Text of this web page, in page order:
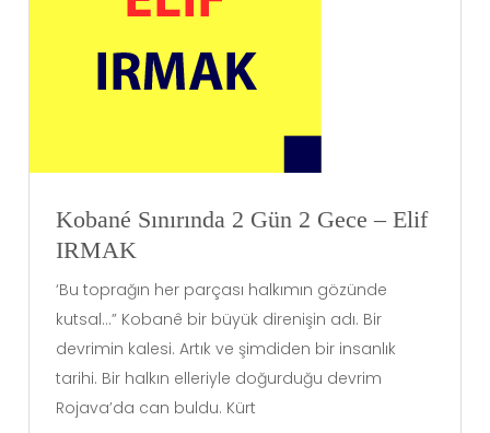
Kobané Sınırında 2 Gün 2 Gece – Elif
IRMAK
‘Bu toprağın her parçası halkımın gözünde
kutsal…” Kobanê bir büyük direnişin adı. Bir
devrimin kalesi. Artık ve şimdiden bir insanlık
tarihi. Bir halkın elleriyle doğurduğu devrim
Rojava’da can buldu. Kürt